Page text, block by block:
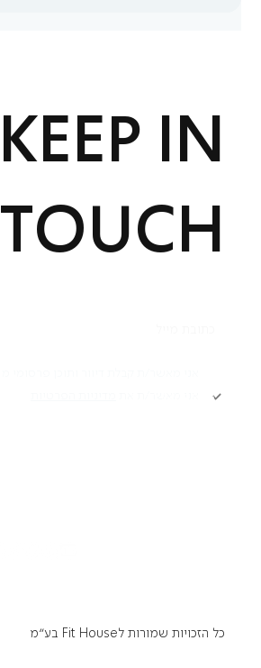
KEEP IN
TOUCH
כל הזכויות שמורות לFit House בע״מ
Academy תקנון